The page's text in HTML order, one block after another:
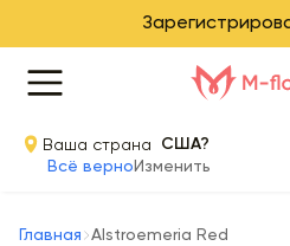
Ваша страна
США?
Всё верно Изменить
Главная Alstroemeria Red